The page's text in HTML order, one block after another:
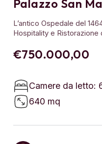
Palazzo San
L’antico Ospedale del
Hospitality e Ristorazione
€750.000,00
Camere da letto:
640 mq